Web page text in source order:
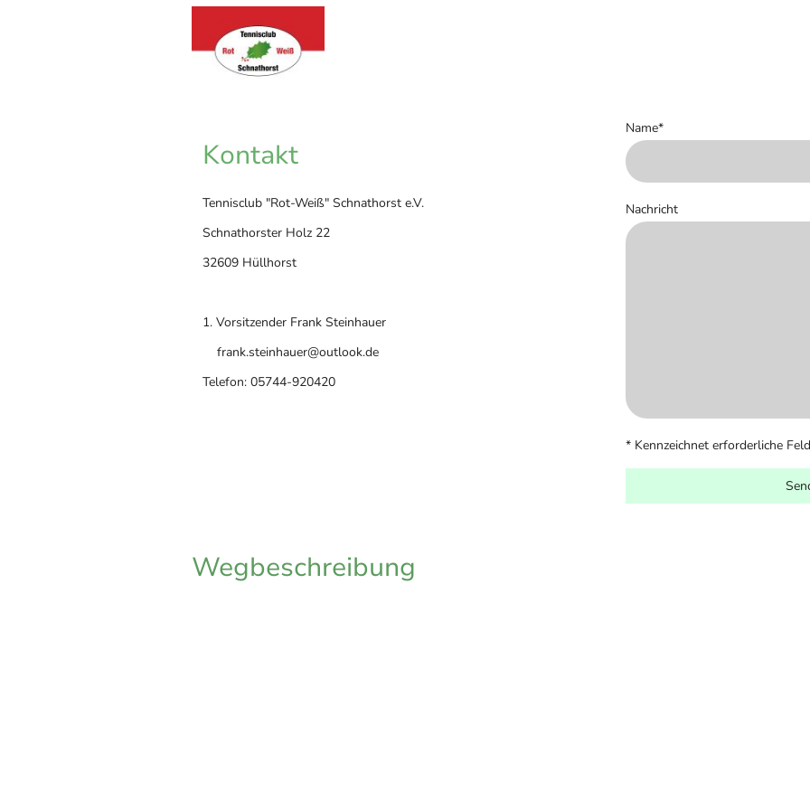
Kontakt
Tennisclub "Rot-Weiß" Schnathorst e.V.
Schnathorster Holz 22
32609 Hüllhorst
1. Vorsitzender Frank Steinhauer
frank.steinhauer@outlook.de
Telefon: 05744-920420
Name*
Nachricht
* Kennzeichnet erforderliche
Wegbeschreibung